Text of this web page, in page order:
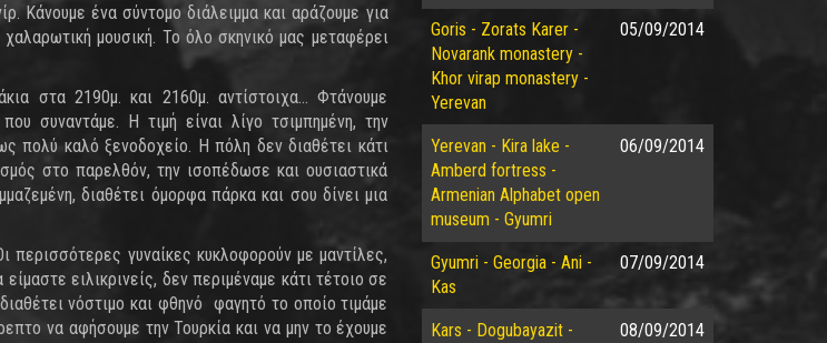
Κάνουμε ένα σύντομο διάλειμμα και αράζουμε για
μουσική. Το όλο σκηνικό μας μεταφέρει
στα 2190μ. και 2160μ. αντίστοιχα… Φτάνουμε
συναντάμε. Η τιμή είναι λίγο τσιμπημένη, την
πολύ καλό ξενοδοχείο. Η πόλη δεν διαθέτει κάτι
στο παρελθόν, την ισοπέδωσε και ουσιαστικά
διαθέτει όμορφα πάρκα και σου δίνει μια
περισσότερες γυναίκες κυκλοφορούν με μαντίλες,
ειλικρινείς, δεν περιμέναμε κάτι τέτοιο σε
νόστιμο και φθηνό φαγητό το οποίο τιμάμε
να αφήσουμε την Τουρκία και να μην το έχουμε
Goris - Zorats Karer -
Novarank monastery -
Khor virap monastery -
Yerevan
05/09/2014
Yerevan - Kira lake -
Amberd fortress -
Armenian Alphabet open
museum - Gyumri
06/09/2014
Gyumri - Georgia - Ani -
Kas
07/09/2014
Kars - Dogubayazit -
08/09/2014